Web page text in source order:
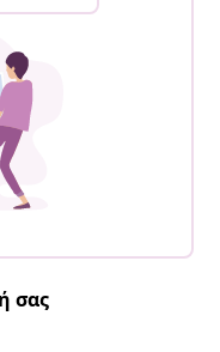
σας